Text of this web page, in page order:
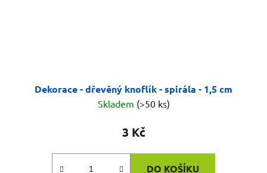
Dekorace - dřevěný knoflík - spirála - 1,5 cm
Skladem (>50 ks)
3 Kč
DO KOŠÍKU